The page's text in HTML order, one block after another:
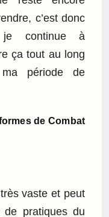
c’est donc
je continue à
ça tout au long
période de
de Combat
vaste et peut
de pratiques du